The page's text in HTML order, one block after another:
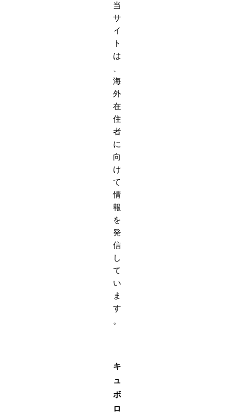
当
サ
イ
ト
は
海
外
在
住
者
に
向
け
て
情
報
を
発
信
し
て
い
ま
す
。
キ
ュ
ボ
ロ